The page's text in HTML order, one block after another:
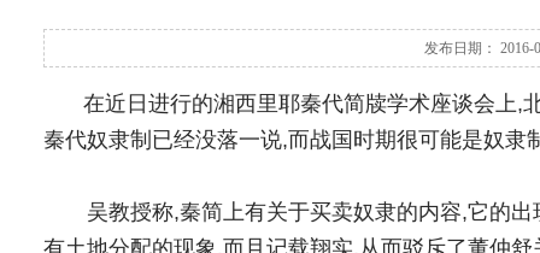
发布日期：
在近日进行的湘西里耶秦代简牍学术座谈会上,
秦代奴隶制已经没落一说,而战国时期很可能是奴隶
吴教授称,秦简上有关于买卖奴隶的内容,它的出
有土地分配的现象,而且记载翔实,从而驳斥了董仲